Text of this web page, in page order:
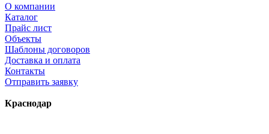
О компании
Каталог
Прайс лист
Объекты
Шаблоны договоров
Доставка и оплата
Контакты
Отправить заявку
Краснодар